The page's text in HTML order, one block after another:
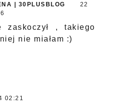
| 30PLUSBLOG
22
zaskoczył , takiego
nie miałam :)
02:21